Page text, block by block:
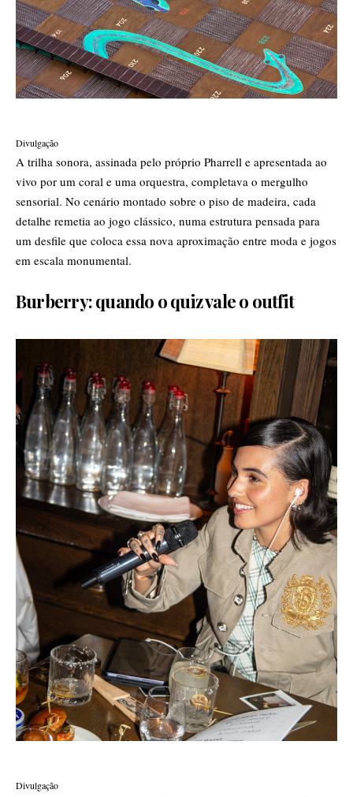
Divulgação
A trilha sonora, assinada pelo próprio Pharrell e apresentada ao
vivo por um coral e uma orquestra, completava o mergulho
sensorial. No cenário montado sobre o piso de madeira, cada
detalhe remetia ao jogo clássico, numa estrutura pensada para
um desfile que coloca essa nova aproximação entre moda e jogos
em escala monumental.
Burberry: quando o quiz vale o outfit
Divulgação